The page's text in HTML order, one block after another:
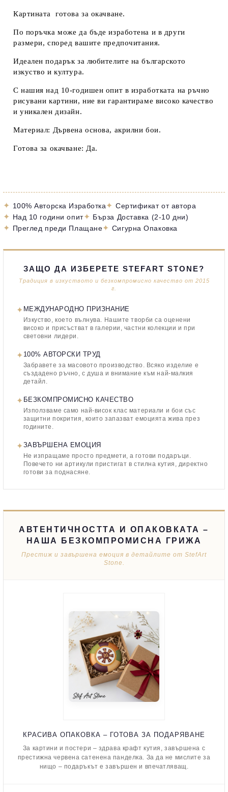
Картината готова за окачване.
По поръчка може да бъде изработена и в други
размери, според вашите предпочитания.
Идеален подарък за любителите на българското
изкуство и култура.
С нашия над 10-годишен опит в изработката на ръчно
рисувани картини, ние ви гарантираме високо качество
и уникален дизайн.
Материал: Дървена основа, акрилни бои.
Готова за окачване: Да.
✦ 100% Авторска Изработка✦ Сертификат от автора
✦ Над 10 години опит✦ Бърза Доставка (2-10 дни)
✦ Преглед преди Плащане✦ Сигурна Опаковка
ЗАЩО ДА ИЗБЕРЕТЕ STEFART STONE?
Традиция в изкуството и безкомпромисно качество от 2015
г.
✦ МЕЖДУНАРОДНО ПРИЗНАНИЕ
Изкуство, което вълнува. Нашите творби са оценени
високо и присъстват в галерии, частни колекции и при
световни лидери.
✦ 100% АВТОРСКИ ТРУД
Забравете за масовото производство. Всяко изделие е
създадено ръчно, с душа и внимание към най-малкия
детайл.
✦ БЕЗКОМПРОМИСНО КАЧЕСТВО
Използваме само най-висок клас материали и бои със
защитни покрития, които запазват емоцията жива през
годините.
✦ЗАВЪРШЕНА ЕМОЦИЯ
Не изпращаме просто предмети, а готови подаръци.
Повечето ни артикули пристигат в стилна кутия, директно
готови за поднасяне.
АВТЕНТИЧНОСТТА И ОПАКОВКАТА –
НАША БЕЗКОМПРОМИСНА ГРИЖА
Престиж и завършена емоция в детайлите от StefArt
Stone.
КРАСИВА ОПАКОВКА – ГОТОВА ЗА ПОДАРЯВАНЕ
За картини и постери – здрава крафт кутия, завършена с
престижна червена сатенена панделка. За да не мислите за
нищо – подаръкът е завършен и впечатляващ.